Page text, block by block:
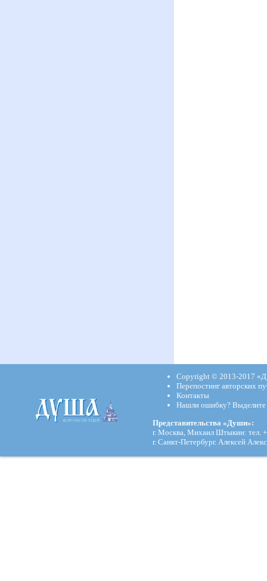
Copyright © 2013-2017
Перепостинг авторских
Контакты
Нашли ошибку?
Представительства «Души»:
г. Москва, Михаил Штыкин: тел.
г. Санкт-Петербург. Алексей